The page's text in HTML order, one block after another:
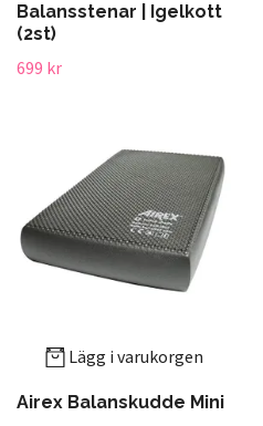
Balansstenar | Igelkott
(2st)
699 kr
Lägg i varukorgen
Airex Balanskudde Mini